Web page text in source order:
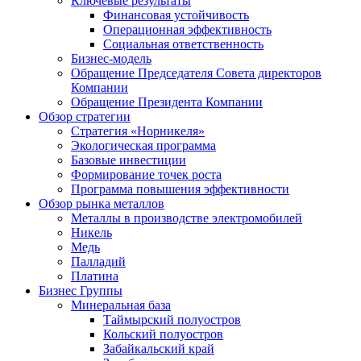
Финансовая устойчивость
Операционная эффективность
Социальная ответственность
Бизнес-модель
Обращение Председателя Совета директоров
Компании
Обращение Президента Компании
Обзор стратегии
Стратегия «Норникеля»
Экологическая программа
Базовые инвестиции
Формирование точек роста
Программа повышения эффективности
Обзор рынка металлов
Металлы в производстве электромобилей
Никель
Медь
Палладий
Платина
Бизнес Группы
Минеральная база
Таймырский полуостров
Кольский полуостров
Забайкальский край